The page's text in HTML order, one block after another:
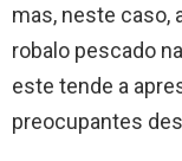
mas, neste caso,
robalo pescado
este tende a
preocupantes